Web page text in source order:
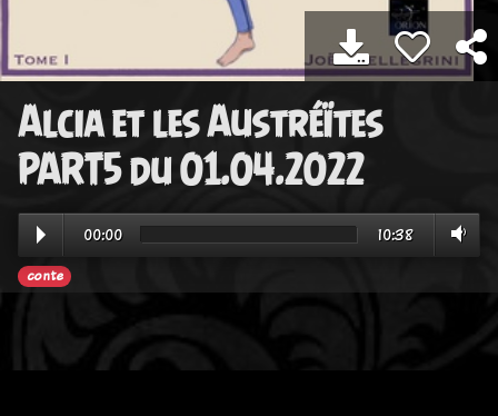
Alcia et les Austréïtes
PART5 du 01.04.2022
00:00 10:38
conte